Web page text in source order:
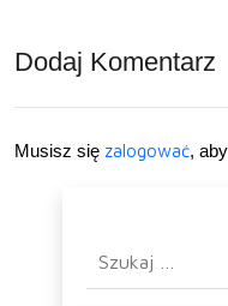
Dodaj Komentarz
Musisz się zalogować,